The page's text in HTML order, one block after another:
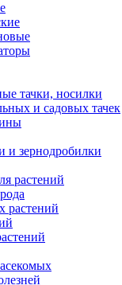
тачки, носилки
и садовых тачек
и зернодробилки
растений
растений